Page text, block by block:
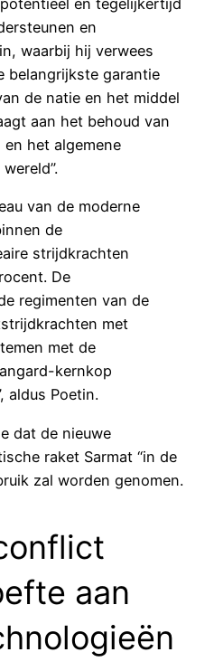
en tegelijkertijd
en
waarbij hij verwees
belangrijkste garantie
de natie en het middel
aan het behoud van
het algemene
van de moderne
de
strijdkrachten
De
regimenten van de
met
met de
kernkop
aldus Poetin.
dat de nieuwe
raket Sarmat “in de
zal worden genomen.
aan